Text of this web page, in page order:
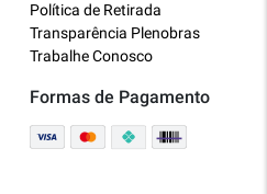
Política de Retirada
Transparência Plenobras
Trabalhe Conosco
Formas de Pagamento
você
produtos